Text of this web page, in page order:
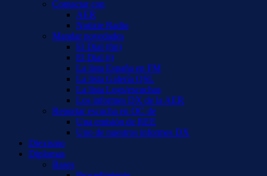
Contactar con
AER
Notizie Radio
Mandar novedades
El Dial (fm)
El Dial (i)
La lista España en FM
La lista Galería QSL
La lista Logs/escuchas
Los informes DX de la AER
Reportar escucha en OC de
Una emisión de REE
Uno de nuestros informes DX
Diexismo
Diplomas
Bases